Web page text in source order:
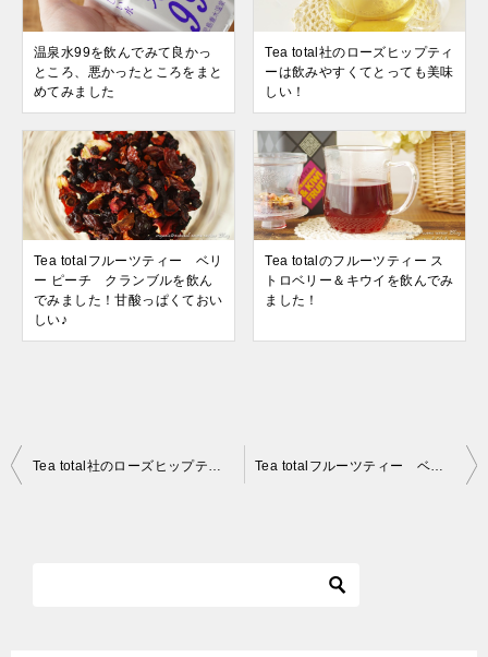
温泉水99を飲んでみて良かっ
ところ、悪かったところをまと
めてみました
Tea total社のローズヒップティ
ーは飲みやすくてとっても美味
しい！
Tea totalフルーツティー ベリ
ー ピーチ クランブルを飲ん
でみました！甘酸っぱくておい
しい♪
Tea totalのフルーツティー ス
トロベリー＆キウイを飲んでみ
ました！
投